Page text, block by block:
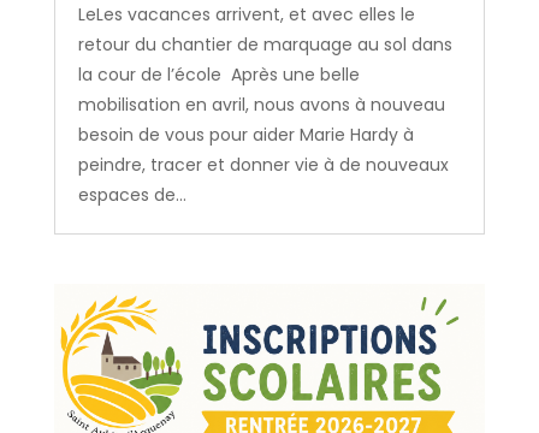
LeLes vacances arrivent, et avec elles le
retour du chantier de marquage au sol dans
la cour de l’école Après une belle
mobilisation en avril, nous avons à nouveau
besoin de vous pour aider Marie Hardy à
peindre, tracer et donner vie à de nouveaux
espaces de...